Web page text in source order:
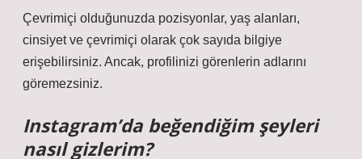
Çevrimiçi olduğunuzda pozisyonlar, yaş alanları,
cinsiyet ve çevrimiçi olarak çok sayıda bilgiye
erişebilirsiniz. Ancak, profilinizi görenlerin adlarını
göremezsiniz.
Instagram’da beğendiğim şeyleri
nasıl gizlerim?